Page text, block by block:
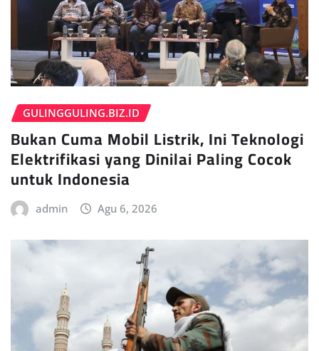
GULINGGULING.BIZ.ID
Bukan Cuma Mobil Listrik, Ini Teknologi
Elektrifikasi yang Dinilai Paling Cocok
untuk Indonesia
admin Agu 6, 2026